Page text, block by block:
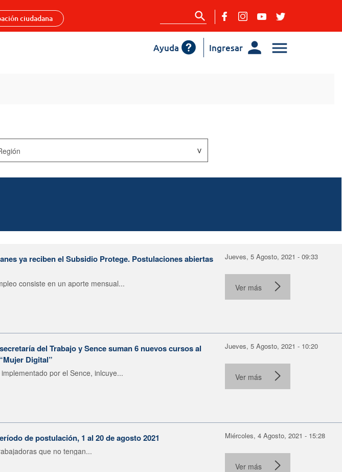
ciudadana
Ingresar
Ayuda
ya reciben el Subsidio Protege. Postulaciones abiertas
consiste en un aporte mensual...
Jueves, 5 Agosto, 2021 - 09:33
Ver más
del Trabajo y Sence suman 6 nuevos cursos al
Digital”
por el Sence, inlcuye...
Jueves, 5 Agosto, 2021 - 10:20
Ver más
de postulación, 1 al 20 de agosto 2021
que no tengan...
Miércoles, 4 Agosto, 2021 - 15:28
Ver más